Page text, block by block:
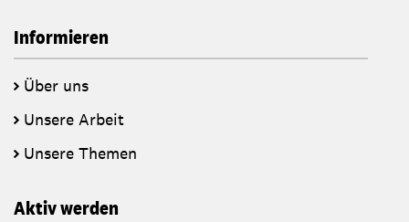
Informieren
Über uns
Unsere Arbeit
Unsere Themen
Aktiv werden